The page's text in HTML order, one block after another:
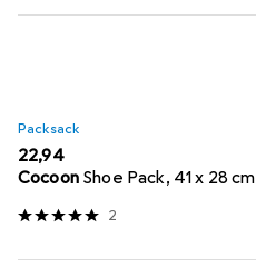
Packsack
EUR
22,94
Cocoon Shoe Pack, 41 x 28 cm
2